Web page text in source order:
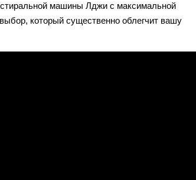
машины Лджи с максимальной
который существенно облегчит вашу